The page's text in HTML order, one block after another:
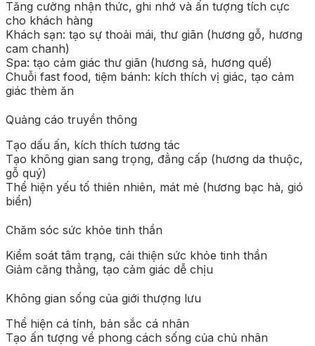
Tăng cường nhận thức, ghi nhớ và ấn tượng tích cực
cho khách hàng
Khách sạn: tạo sự thoải mái, thư giãn (hương gỗ, hương
cam chanh)
Spa: tạo cảm giác thư giãn (hương sả, hương quế)
Chuỗi fast food, tiệm bánh: kích thích vị giác, tạo cảm
giác thèm ăn
Quảng cáo truyền thông
Tạo dấu ấn, kích thích tương tác
Tạo không gian sang trọng, đẳng cấp (hương da thuộc,
gỗ quý)
Thể hiện yếu tố thiên nhiên, mát mẻ (hương bạc hà, gió
biển)
Chăm sóc sức khỏe tinh thần
Kiểm soát tâm trạng, cải thiện sức khỏe tinh thần
Giảm căng thẳng, tạo cảm giác dễ chịu
Không gian sống của giới thượng lưu
Thể hiện cá tính, bản sắc cá nhân
Tạo ấn tượng về phong cách sống của chủ nhân